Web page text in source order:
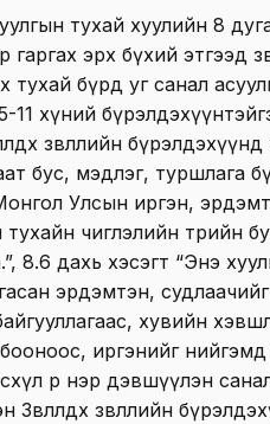
тухай хуулийн 8
эрх бүхий этгээд
тухай бүрд уг санал
5-11 хүний
зөвлөлийн
бус, мэдлэг, туршлага
Улсын иргэн,
чиглэлийн төрийн
8.6 дахь хэсэгт “Энэ
эрдэмтэн,
хувийн
иргэнийг нийгэмд
өөрөө нэр дэвшүүлэн
Зөвлөлдөх зөвлөлийн